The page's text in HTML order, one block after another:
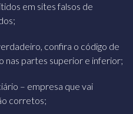
em sites falsos de
confira o código de
nas partes superior e inferior;
– empresa que vai
corretos;